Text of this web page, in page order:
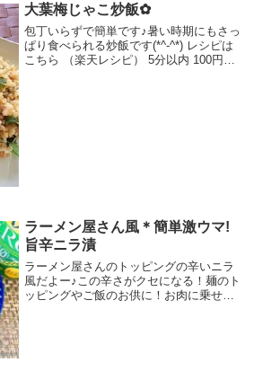
大葉梅じゃこ炒飯✿
包丁いらずで簡単です♪暑い時期にもさっ
ぱり食べられる炒飯です(*^-^*) レシピは
こちら （楽天レシピ） 5分以内 100円以
ラーメン屋さん風＊簡単激ウマ!
旨辛ニラ漬
ラーメン屋さんのトッピングの辛いニラ
風だよー♪この辛さがクセになる！麺のト
ッピングやご飯のお供に！お肉に乗せて